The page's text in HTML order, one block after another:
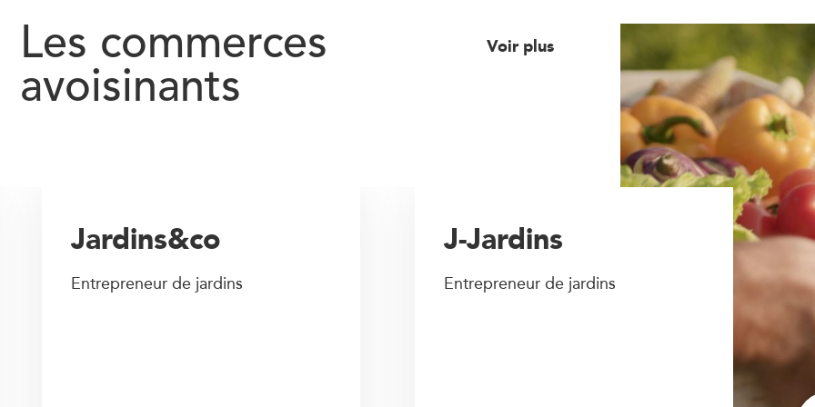
Les commerces
avoisinants
Voir plus
J-Jardins
Entrepreneur de jardins
Jardins&co
Entrepreneur de jardins